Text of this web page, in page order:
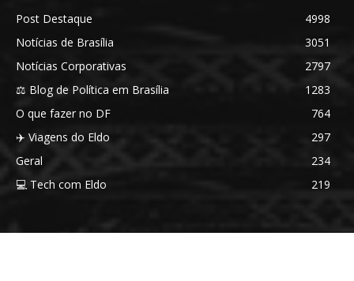
Post Destaque
4998
Notícias de Brasília
3051
Notícias Corporativas
2797
⚖️ Blog de Política em Brasília
1283
O que fazer no DF
764
✈️ Viagens do Eldo
297
Geral
234
💻 Tech com Eldo
219